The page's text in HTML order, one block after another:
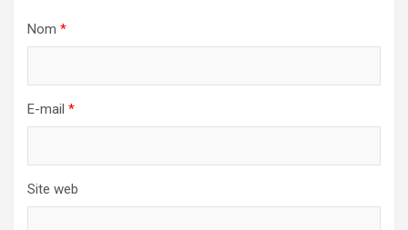
Nom *
E-mail *
Site web